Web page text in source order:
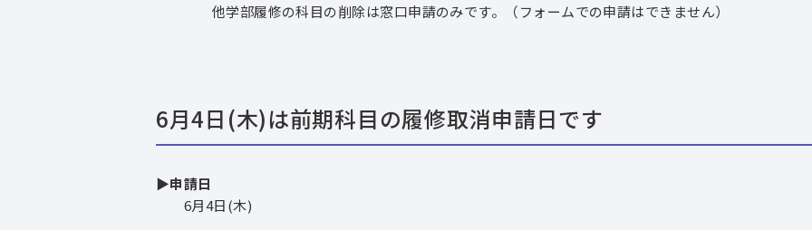
他学部履修の科目の削除は窓口申請のみです。（フォームでの申請はできません）
6月4日(木)は前期科目の履修取消申請日です
▶申請日
6月4日(木)